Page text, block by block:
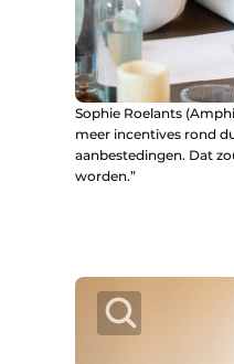
Sophie Roelants
meer incentives rond
aanbestedingen. Dat
worden.”